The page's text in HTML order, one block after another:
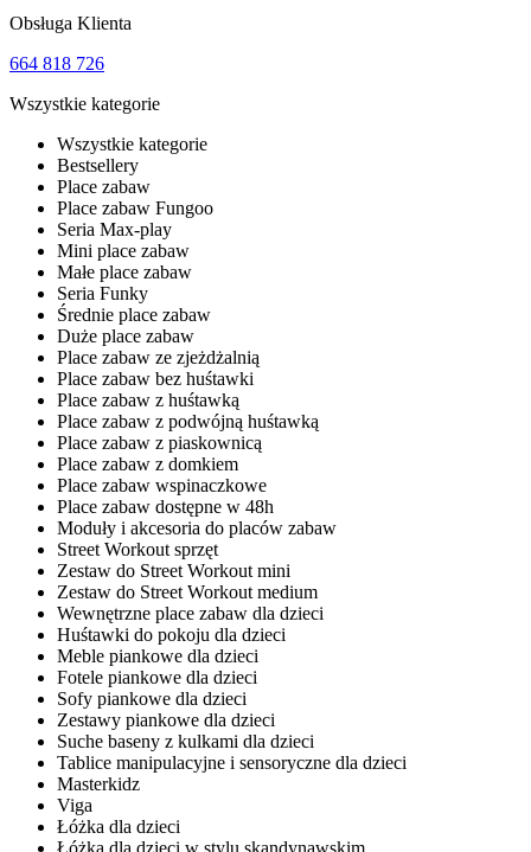
Obsługa Klienta
664 818 726
Wszystkie kategorie
Wszystkie kategorie
Bestsellery
Place zabaw
Place zabaw Fungoo
Seria Max-play
Mini place zabaw
Małe place zabaw
Seria Funky
Średnie place zabaw
Duże place zabaw
Place zabaw ze zjeżdżalnią
Place zabaw bez huśtawki
Place zabaw z huśtawką
Place zabaw z podwójną huśtawką
Place zabaw z piaskownicą
Place zabaw z domkiem
Place zabaw wspinaczkowe
Place zabaw dostępne w 48h
Moduły i akcesoria do placów zabaw
Street Workout sprzęt
Zestaw do Street Workout mini
Zestaw do Street Workout medium
Wewnętrzne place zabaw dla dzieci
Huśtawki do pokoju dla dzieci
Meble piankowe dla dzieci
Fotele piankowe dla dzieci
Sofy piankowe dla dzieci
Zestawy piankowe dla dzieci
Suche baseny z kulkami dla dzieci
Tablice manipulacyjne i sensoryczne dla dzieci
Masterkidz
Viga
Łóżka dla dzieci
Łóżka dla dzieci w stylu skandynawskim